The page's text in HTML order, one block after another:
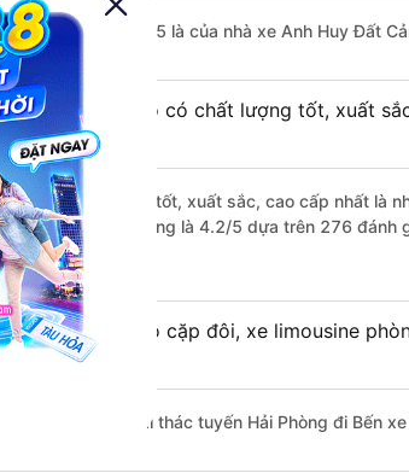
là vào lúc 17:45 là của nhà xe Anh Huy Đất
Hải Phòng nào có chất lượng tốt, xuất
Nghĩa chất lượng tốt, xuất sắc, cao cấp nhất là
với điểm chất lượng là 4.2/5 dựa trên 276 đánh
Nghĩa dành cho cặp đôi, xe limousine
nằm đôi khai thác tuyến Hải Phòng đi Bến